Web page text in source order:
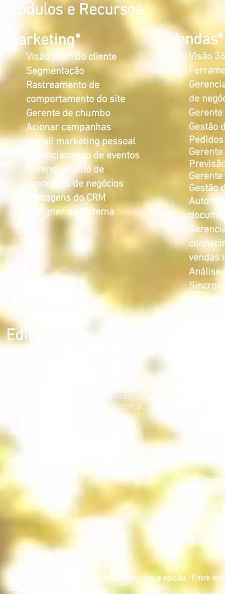
Módulos e Recursos
Vendas*
Visão
de
Gestão
Gestão
vendas
Análise
Marketing*
Visão 360° do cliente
Segmentação
Rastreamento de
comportamento do site
Gerente de chumbo
Acionar campanhas
e-mail marketing pessoal
Gerenciamento de eventos
Gerenciamento de
processos de negócios
Vantagens do CRM
Designer de sistema
Edições
* Os recursos podem variar de acordo com a edição. Entre
conosco para configuração
&
um período de 12 meses.
Preço personalizado com a
compra de mais de 50.000
ativos a primeira licença é